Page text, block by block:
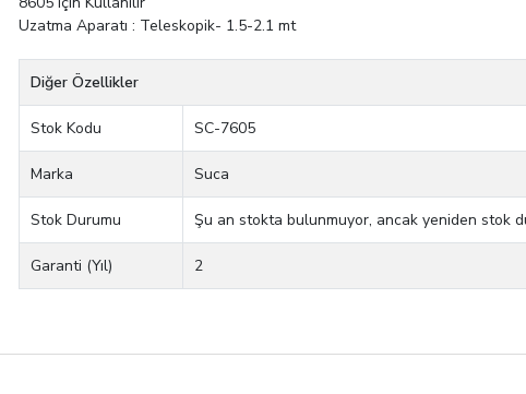
Uzatma Aparatı : Teleskopik- 1.5-2.1 mt
Diğer Özellikler
Stok Kodu SC-7605
Marka Suca
Stok Durumu Şu an stokta bulunmuyor, ancak yeniden stok
Garanti (Yıl) 2